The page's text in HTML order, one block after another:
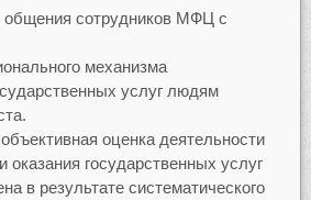
общения сотрудников МФЦ с
механизма
услуг людям
оценка деятельности
государственных услуг
в результате систематического